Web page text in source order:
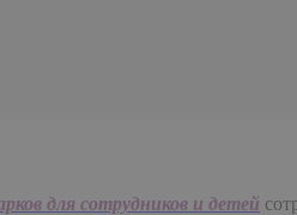
для сотрудников и детей